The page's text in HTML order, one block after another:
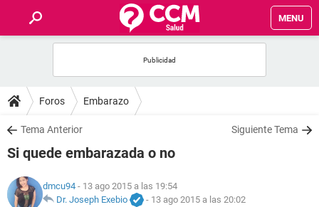
MENU
FOROS
SALUD
FAMILIA
NUTRICIÓN
Foros Embarazo
Tema Anterior Siguiente Tema
Si quede embarazada o no
dmcu94 - 13 ago 2015 a las 19:54
Dr. Joseph Exebio
- 13 ago 2015 a las 20:02